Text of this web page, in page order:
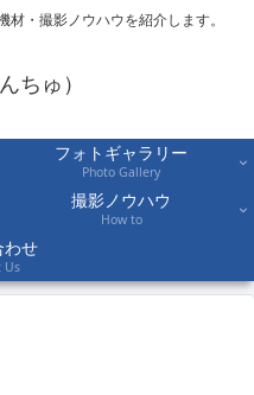
・撮影ノウハウを紹介します。
ちゅ）
フォトギャラリー
Photo Gallery
撮影ノウハウ
How to
わせ
Us